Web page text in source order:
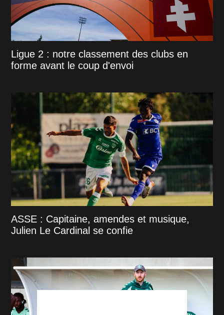
Ligue 2 : notre classement des clubs en
forme avant le coup d'envoi
ASSE : Capitaine, amendes et musique,
Julien Le Cardinal se confie